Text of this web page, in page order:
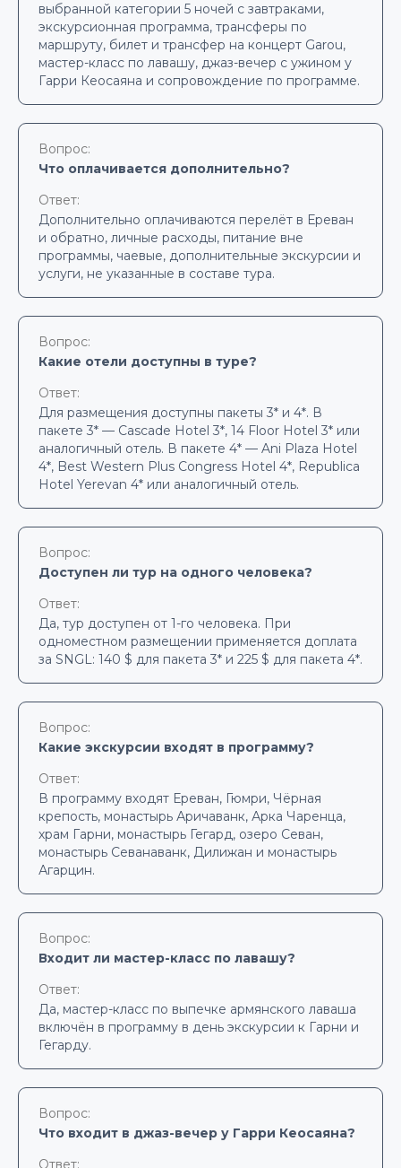
выбранной категории 5 ночей с завтраками,
экскурсионная программа, трансферы по
маршруту, билет и трансфер на концерт Garou,
мастер-класс по лавашу, джаз-вечер с ужином у
Гарри Кеосаяна и сопровождение по программе.
Вопрос:
Что оплачивается дополнительно?
Ответ:
Дополнительно оплачиваются перелёт в Ереван
и обратно, личные расходы, питание вне
программы, чаевые, дополнительные экскурсии и
услуги, не указанные в составе тура.
Вопрос:
Какие отели доступны в туре?
Ответ:
Для размещения доступны пакеты 3* и 4*. В
пакете 3* — Cascade Hotel 3*, 14 Floor Hotel 3* или
аналогичный отель. В пакете 4* — Ani Plaza Hotel
4*, Best Western Plus Congress Hotel 4*, Republica
Hotel Yerevan 4* или аналогичный отель.
Вопрос:
Доступен ли тур на одного человека?
Ответ:
Да, тур доступен от 1-го человека. При
одноместном размещении применяется доплата
за SNGL: 140 $ для пакета 3* и 225 $ для пакета 4*.
Вопрос:
Какие экскурсии входят в программу?
Ответ:
В программу входят Ереван, Гюмри, Чёрная
крепость, монастырь Аричаванк, Арка Чаренца,
храм Гарни, монастырь Гегард, озеро Севан,
монастырь Севанаванк, Дилижан и монастырь
Агарцин.
Вопрос:
Входит ли мастер-класс по лавашу?
Ответ:
Да, мастер-класс по выпечке армянского лаваша
включён в программу в день экскурсии к Гарни и
Гегарду.
Вопрос:
Что входит в джаз-вечер у Гарри Кеосаяна?
Ответ: